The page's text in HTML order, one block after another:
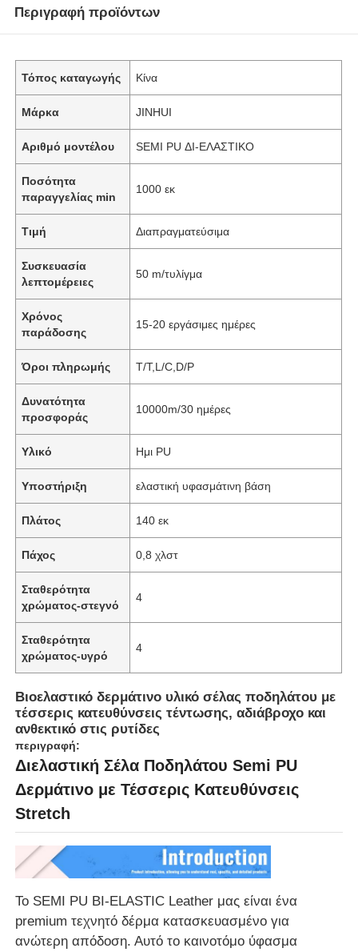
Περιγραφή προϊόντων
Τόπος καταγωγής Κίνα
Μάρκα JINHUI
Αριθμό μοντέλου SEMI PU ΔΙ-ΕΛΑΣΤΙΚΟ
Ποσότητα
παραγγελίας min
1000 εκ
Τιμή Διαπραγματεύσιμα
Συσκευασία
λεπτομέρειες
50 m/τυλίγμα
Χρόνος
παράδοσης
15-20 εργάσιμες ημέρες
Όροι πληρωμής T/T,L/C,D/P
Δυνατότητα
προσφοράς
10000m/30 ημέρες
Υλικό Ημι PU
Υποστήριξη ελαστική υφασμάτινη βάση
Πλάτος 140 εκ
Πάχος 0,8 χλστ
Σταθερότητα
χρώματος-στεγνό
4
Σταθερότητα
χρώματος-υγρό
4
Βιοελαστικό δερμάτινο υλικό σέλας ποδηλάτου με
τέσσερις κατευθύνσεις τέντωσης, αδιάβροχο και
ανθεκτικό στις ρυτίδες
περιγραφή:
Διελαστική Σέλα Ποδηλάτου Semi PU
Δερμάτινο με Τέσσερις Κατευθύνσεις
Stretch
Το SEMI PU BI-ELASTIC Leather μας είναι ένα
premium τεχνητό δέρμα κατασκευασμένο για
ανώτερη απόδοση. Αυτό το καινοτόμο ύφασμα